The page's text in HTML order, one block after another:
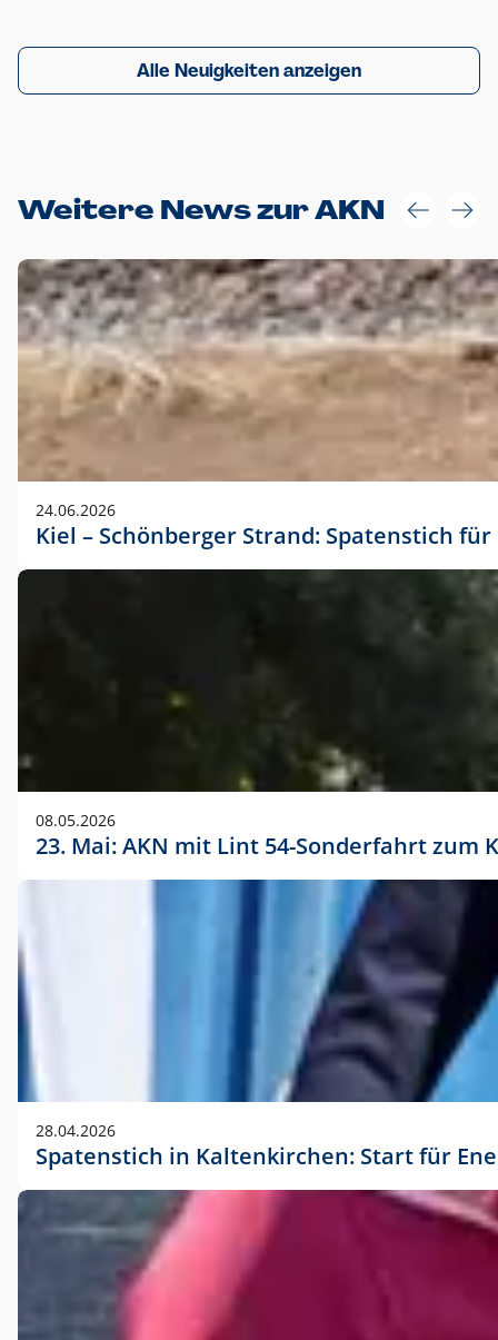
Alle Neuigkeiten anzeigen
Weitere News zur AKN
24.06.2026
Kiel – Schönberger Strand: Spatenstich
08.05.2026
23. Mai: AKN mit Lint 54-Sonderfahrt
28.04.2026
Spatenstich in Kaltenkirchen: Start für